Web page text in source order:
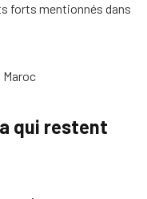
forts mentionnés dans
Maroc
qui restent